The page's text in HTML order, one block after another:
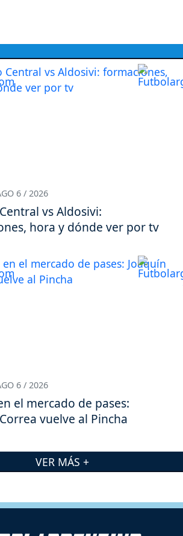
6 / 2026
vs Aldosivi:
hora y dónde ver por tv
6 / 2026
el mercado de pases:
vuelve al Pincha
VER MÁS +